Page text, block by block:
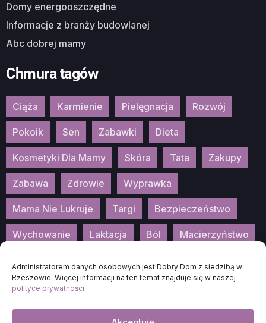
Administratorem danych osobowych jest Dobry Dom z siedzibą w
Rzeszowie. Więcej informacji na ten temat znajduje się w naszej
polityce prywatności.
Domy energooszczędne
Informacje z branży budowlanej
Abc dobrej mamy
Chmura tagów
Ciąża Karmienie Pielęgnacja Rozwój
Pokoik Sen Zabawki Dieta
Kosmetyki Dla Mamy Skóra Tata Zakupy
Zabawa Zdrowie Wyprawka
Mama Nie Lukruje Targi Bezpieczeństwo
Wychowanie Laktacja Ból Macierzyństwo